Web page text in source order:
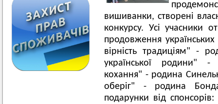
вишиванки, створені
конкурсу. Усі учасники
продовження
вірність традиціям" -
української родини"
кохання" - родина
оберіг" - родина
подарунки від